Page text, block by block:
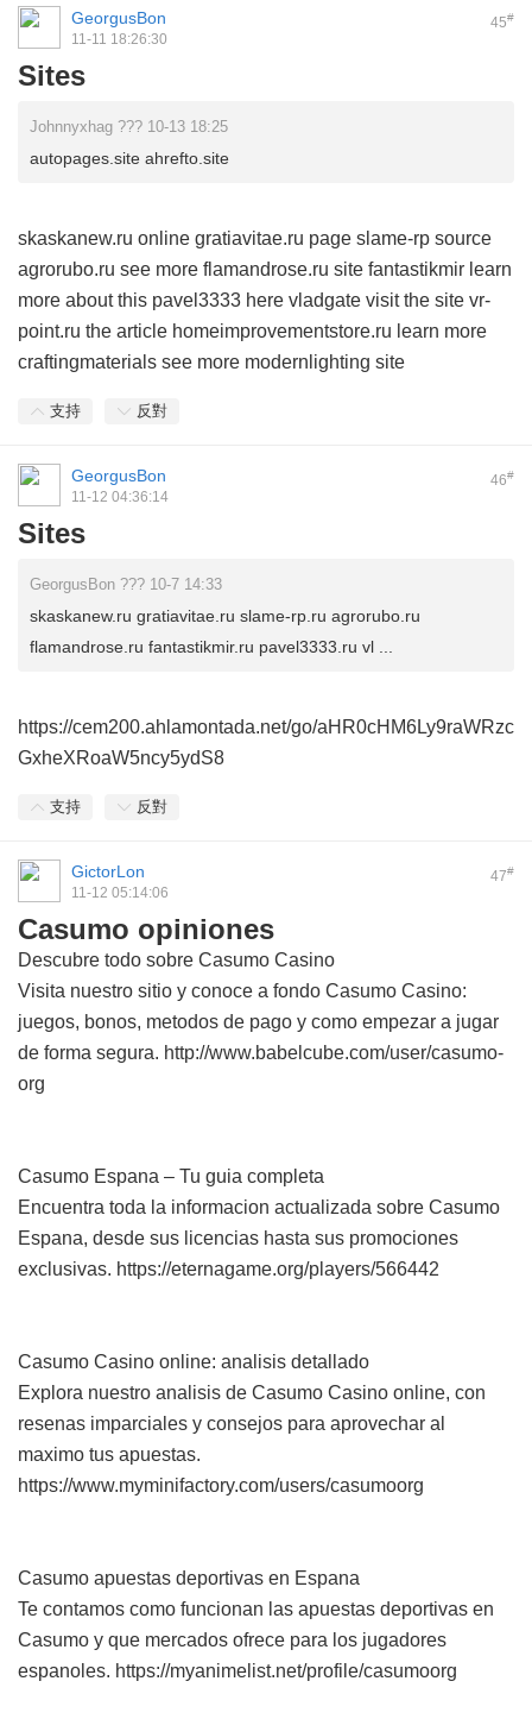
45#
GeorgusBon
11-11 18:26:30
Sites
Johnnyxhag ??? 10-13 18:25
autopages.site ahrefto.site
skaskanew.ru online gratiavitae.ru page slame-rp source
agrorubo.ru see more flamandrose.ru site fantastikmir learn
more about this pavel3333 here vladgate visit the site vr-
point.ru the article homeimprovementstore.ru learn more
craftingmaterials see more modernlighting site
支持 反對
46#
GeorgusBon
11-12 04:36:14
Sites
GeorgusBon ??? 10-7 14:33
skaskanew.ru gratiavitae.ru slame-rp.ru agrorubo.ru
flamandrose.ru fantastikmir.ru pavel3333.ru vl ...
https://cem200.ahlamontada.net/go/aHR0cHM6Ly9raWRzc
GxheXRoaW5ncy5ydS8
支持 反對
47#
GictorLon
11-12 05:14:06
Casumo opiniones
Descubre todo sobre Casumo Casino
Visita nuestro sitio y conoce a fondo Casumo Casino:
juegos, bonos, metodos de pago y como empezar a jugar
de forma segura. http://www.babelcube.com/user/casumo-
org
Casumo Espana – Tu guia completa
Encuentra toda la informacion actualizada sobre Casumo
Espana, desde sus licencias hasta sus promociones
exclusivas. https://eternagame.org/players/566442
Casumo Casino online: analisis detallado
Explora nuestro analisis de Casumo Casino online, con
resenas imparciales y consejos para aprovechar al
maximo tus apuestas.
https://www.myminifactory.com/users/casumoorg
Casumo apuestas deportivas en Espana
Te contamos como funcionan las apuestas deportivas en
Casumo y que mercados ofrece para los jugadores
espanoles. https://myanimelist.net/profile/casumoorg